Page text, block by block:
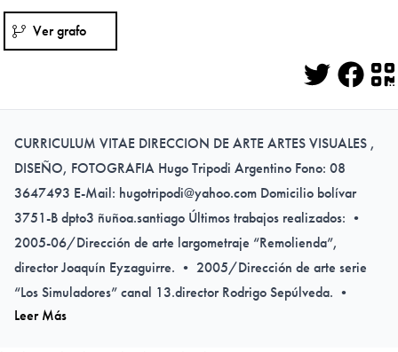
Ver grafo
Twitter
CURRICULUM VITAE DIRECCION DE ARTE ARTES VISUALES ,
DISEÑO, FOTOGRAFIA Hugo Tripodi Argentino Fono: 08
3647493 E-Mail: hugotripodi@yahoo.com Domicilio bolívar
3751-B dpto3 ñuñoa.santiago Últimos trabajos realizados: •
2005-06/Dirección de arte largometraje “Remolienda”,
director Joaquín Eyzaguirre. • 2005/Dirección de arte serie
“Los Simuladores” canal 13.director Rodrigo Sepúlveda. •
2004/Dirección de arte de teleserie “HIPPIE” canal 13
Leer Más